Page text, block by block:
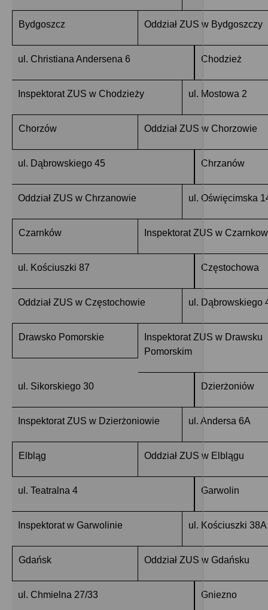
Bydgoszcz Oddział ZUS w Bydgoszczy
ul. Christiana Andersena 6 Chodzież
Inspektorat ZUS w Chodzieży ul. Mostowa 2
Chorzów Oddział ZUS w Chorzowie
ul. Dąbrowskiego 45 Chrzanów
Oddział ZUS w Chrzanowie ul. Oświęcimska
Czarnków Inspektorat ZUS w
ul. Kościuszki 87 Częstochowa
Oddział ZUS w Częstochowie ul. Dąbrowskiego
Drawsko Pomorskie
Inspektorat ZUS w Drawsku
Pomorskim
ul. Sikorskiego 30 Dzierżoniów
Inspektorat ZUS w Dzierżoniowie ul. Andersa 6A
Elbląg Oddział ZUS w Elblągu
ul. Teatralna 4 Garwolin
Inspektorat w Garwolinie ul. Kościuszki 38A
Gdańsk Oddział ZUS w Gdańsku
ul. Chmielna 27/33 Gniezno